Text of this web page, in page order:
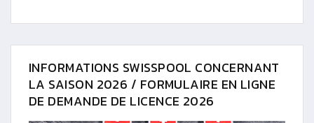
INFORMATIONS SWISSPOOL CONCERNANT
LA SAISON 2026 / FORMULAIRE EN LIGNE
DE DEMANDE DE LICENCE 2026